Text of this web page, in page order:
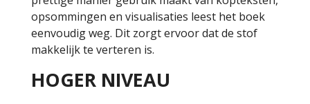
opsommingen en visualisaties leest het boek
eenvoudig weg. Dit zorgt ervoor dat de stof
makkelijk te verteren is.
HOGER NIVEAU